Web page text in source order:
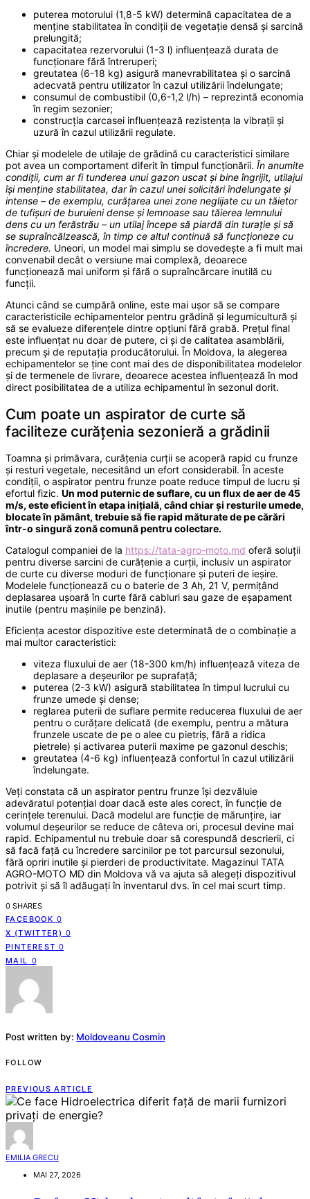
puterea motorului (1,8-5 kW) determină capacitatea de a
menține stabilitatea în condiții de vegetație densă și sarcină
prelungită;
capacitatea rezervorului (1-3 l) influențează durata de
funcționare fără întreruperi;
greutatea (6-18 kg) asigură manevrabilitatea și o sarcină
adecvată pentru utilizator în cazul utilizării îndelungate;
consumul de combustibil (0,6-1,2 l/h) – reprezintă economia
în regim sezonier;
construcția carcasei influențează rezistența la vibrații și
uzură în cazul utilizării regulate.
Chiar și modelele de utilaje de grădină cu caracteristici similare
pot avea un comportament diferit în timpul funcționării. În anumite
condiții, cum ar fi tunderea unui gazon uscat și bine îngrijit, utilajul
își menține stabilitatea, dar în cazul unei solicitări îndelungate și
intense – de exemplu, curățarea unei zone neglijate cu un tăietor
de tufișuri de buruieni dense și lemnoase sau tăierea lemnului
dens cu un ferăstrău – un utilaj începe să piardă din turație și să
se supraîncălzească, în timp ce altul continuă să funcționeze cu
încredere. Uneori, un model mai simplu se dovedește a fi mult mai
convenabil decât o versiune mai complexă, deoarece
funcționează mai uniform și fără o supraîncărcare inutilă cu
funcții.
Atunci când se cumpără online, este mai ușor să se compare
caracteristicile echipamentelor pentru grădină și legumicultură și
să se evalueze diferențele dintre opțiuni fără grabă. Prețul final
este influențat nu doar de putere, ci și de calitatea asamblării,
precum și de reputația producătorului. În Moldova, la alegerea
echipamentelor se ține cont mai des de disponibilitatea modelelor
și de termenele de livrare, deoarece acestea influențează în mod
direct posibilitatea de a utiliza echipamentul în sezonul dorit.
Cum poate un aspirator de curte să
faciliteze curățenia sezonieră a grădinii
Toamna și primăvara, curățenia curții se acoperă rapid cu frunze
și resturi vegetale, necesitând un efort considerabil. În aceste
condiții, o aspirator pentru frunze poate reduce timpul de lucru și
efortul fizic. Un mod puternic de suflare, cu un flux de aer de 45
m/s, este eficient în etapa inițială, când chiar și resturile umede,
blocate în pământ, trebuie să fie rapid măturate de pe cărări
într-o singură zonă comună pentru colectare.
Catalogul companiei de la https://tata-agro-moto.md oferă soluții
pentru diverse sarcini de curățenie a curții, inclusiv un aspirator
de curte cu diverse moduri de funcționare și puteri de ieșire.
Modelele funcționează cu o baterie de 3 Ah, 21 V, permițând
deplasarea ușoară în curte fără cabluri sau gaze de eșapament
inutile (pentru mașinile pe benzină).
Eficiența acestor dispozitive este determinată de o combinație a
mai multor caracteristici:
viteza fluxului de aer (18-300 km/h) influențează viteza de
deplasare a deșeurilor pe suprafață;
puterea (2-3 kW) asigură stabilitatea în timpul lucrului cu
frunze umede și dense;
reglarea puterii de suflare permite reducerea fluxului de aer
pentru o curățare delicată (de exemplu, pentru a mătura
frunzele uscate de pe o alee cu pietriș, fără a ridica
pietrele) și activarea puterii maxime pe gazonul deschis;
greutatea (4-6 kg) influențează confortul în cazul utilizării
îndelungate.
Veți constata că un aspirator pentru frunze își dezvăluie
adevăratul potențial doar dacă este ales corect, în funcție de
cerințele terenului. Dacă modelul are funcție de mărunțire, iar
volumul deșeurilor se reduce de câteva ori, procesul devine mai
rapid. Echipamentul nu trebuie doar să corespundă descrierii, ci
să facă față cu încredere sarcinilor pe tot parcursul sezonului,
fără opriri inutile și pierderi de productivitate. Magazinul TATA
AGRO-MOTO MD din Moldova vă va ajuta să alegeți dispozitivul
potrivit și să îl adăugați în inventarul dvs. în cel mai scurt timp.
0 SHARES
FACEBOOK 0
X (TWITTER) 0
PINTEREST 0
MAIL 0
Post written by: Moldoveanu Cosmin
FOLLOW
PREVIOUS ARTICLE
EMILIA GRECU
MAI 27, 2026